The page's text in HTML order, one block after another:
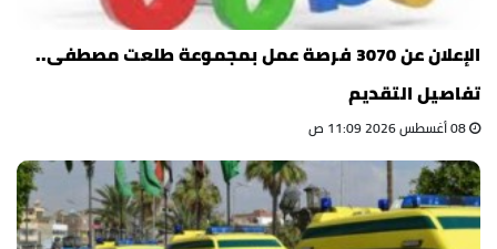
الإعلان عن 3070 فرصة عمل بمجموعة طلعت مصطفى..
تفاصيل التقديم